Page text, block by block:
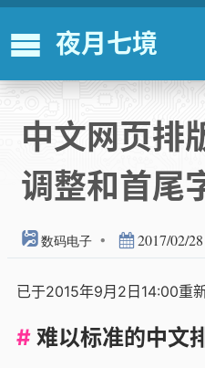
夜月七境
中文网页排
调整和首尾
数码电子 • 2017/02/28
已于2015年9月2日14:00重
难以标准的中文